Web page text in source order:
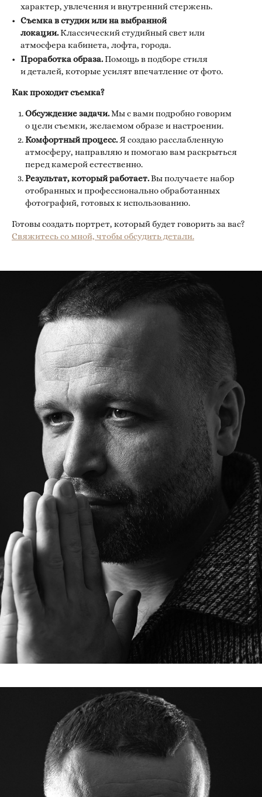
характер, увлечения и внутренний стержень.
Съемка в студии или на выбранной
локации.Классический студийный свет или
атмосфера кабинета, лофта, города.
Проработка образа.Помощь в подборе стиля
и деталей, которые усилят впечатление от фото.
Как проходит съемка?
Обсуждение задачи.Мы с вами подробно говорим
о цели съемки, желаемом образе и настроении.
Комфортный процесс.Я создаю расслабленную
атмосферу, направляю и помогаю вам раскрыться
перед камерой естественно.
Результат, который работает.Вы получаете набор
отобранных и профессионально обработанных
фотографий, готовых к использованию.
Готовы создать портрет, который будет говорить за вас?
Свяжитесь со мной, чтобы обсудить детали.